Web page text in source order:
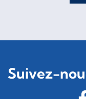
Suivez-